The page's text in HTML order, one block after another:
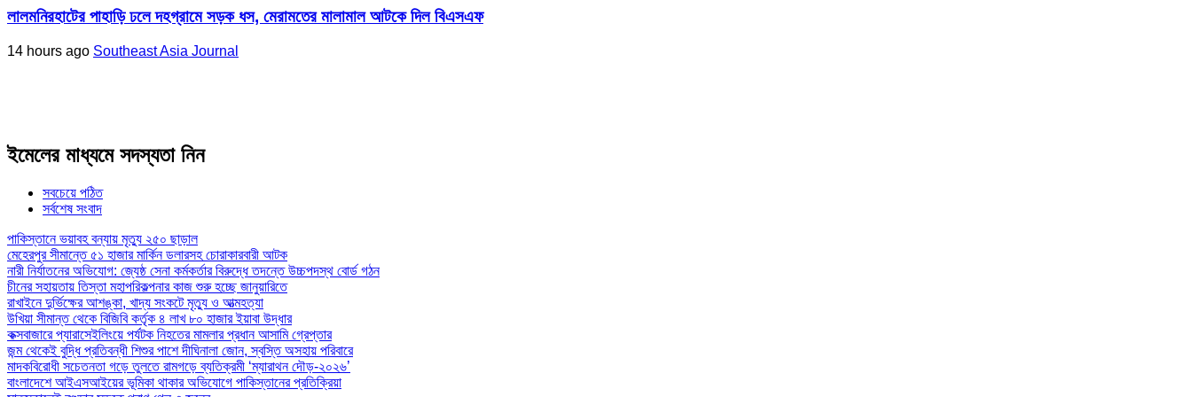
লালমনিরহাটের পাহাড়ি ঢলে দহগ্রামে সড়ক ধস, মেরামতের মালামাল আটকে দিল বিএসএফ
14 hours ago Southeast Asia Journal
ইমেলের মাধ্যমে সদস্যতা নিন
সবচেয়ে পঠিত
সর্বশেষ সংবাদ
পাকিস্তানে ভয়াবহ বন্যায় মৃত্যু ২৫০ ছাড়াল
মেহেরপুর সীমান্তে ৫১ হাজার মার্কিন ডলারসহ চোরাকারবারী আটক
নারী নির্যাতনের অভিযোগ: জ্যেষ্ঠ সেনা কর্মকর্তার বিরুদ্ধে তদন্তে উচ্চপদস্থ বোর্ড গঠন
চীনের সহায়তায় তিস্তা মহাপরিকল্পনার কাজ শুরু হচ্ছে জানুয়ারিতে
রাখাইনে দুর্ভিক্ষের আশঙ্কা, খাদ্য সংকটে মৃত্যু ও আত্মহত্যা
উখিয়া সীমান্ত থেকে বিজিবি কর্তৃক ৪ লাখ ৮০ হাজার ইয়াবা উদ্ধার
কক্সবাজারে প্যারাসেইলিংয়ে পর্যটক নিহতের মামলার প্রধান আসামি গ্রেপ্তার
জন্ম থেকেই বুদ্ধি প্রতিবন্ধী শিশুর পাশে দীঘিনালা জোন, স্বস্তি অসহায় পরিবারে
মাদকবিরোধী সচেতনতা গড়ে তুলতে রামগড়ে ব্যতিক্রমী ‘ম্যারাথন দৌড়-২০২৬’
বাংলাদেশে আইএসআইয়ের ভূমিকা থাকার অভিযোগে পাকিস্তানের প্রতিক্রিয়া